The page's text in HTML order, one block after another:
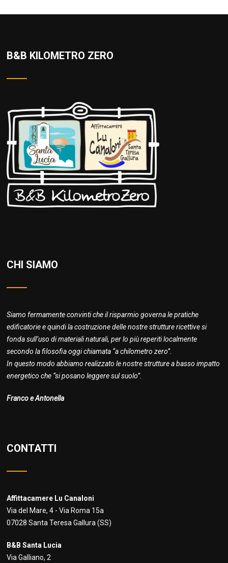
B&B KILOMETRO ZERO
CHI SIAMO
Siamo fermamente convinti che il risparmio governa le pratiche
edificatorie e quindi la costruzione delle nostre strutture ricettive si
fonda sull’uso di materiali naturali, per lo più reperiti localmente
secondo la filosofia oggi chiamata “a chilometro zero”.
In questo modo abbiamo realizzato le nostre strutture a basso impatto
energetico che “si posano leggere sul suolo”.
Franco e Antonella
CONTATTI
Affittacamere Lu Canaloni
Via del Mare, 4 - Via Roma 15a
07028 Santa Teresa Gallura (SS)
B&B Santa Lucia
Via Galliano, 2